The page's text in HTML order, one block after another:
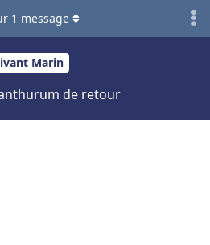
Marin
de retour
1 message